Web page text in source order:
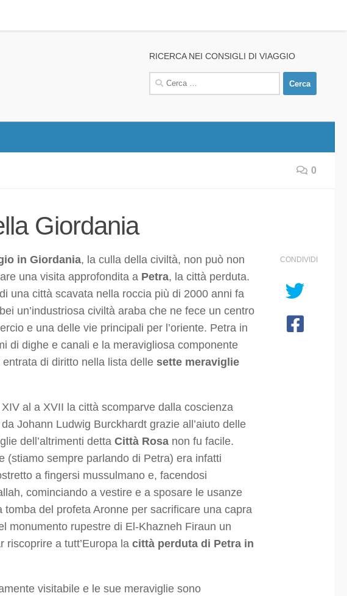
RICERCA NEI CONSIGLI DI VIAGGIO
Ricerca
per:
0
Giordania
in Giordania, la culla della civiltà, non può non
una visita approfondita a Petra, la città perduta.
una città scavata nella roccia più di 2000 anni fa
un’industriosa civiltà araba che ne fece un centro
e una delle vie principali per l’oriente. Petra in
di dighe e canali e la meravigliosa componente
di diritto nella lista delle sette meraviglie
al a XVII la città scomparve dalla coscienza
Johann Ludwig Burckhardt grazie all’aiuto delle
dell’altrimenti detta Città Rosa non fu facile.
(stiamo sempre parlando di Petra) era infatti
a fingersi mussulmano e, facendosi
cominciando a vestire e a sposare le usanze
del profeta Aronne per sacrificare una capra
monumento rupestre di El-Khazneh Firaun un
riscoprire a tutt’Europa la città perduta di Petra in
visitabile e le sue meraviglie sono
CONDIVIDI